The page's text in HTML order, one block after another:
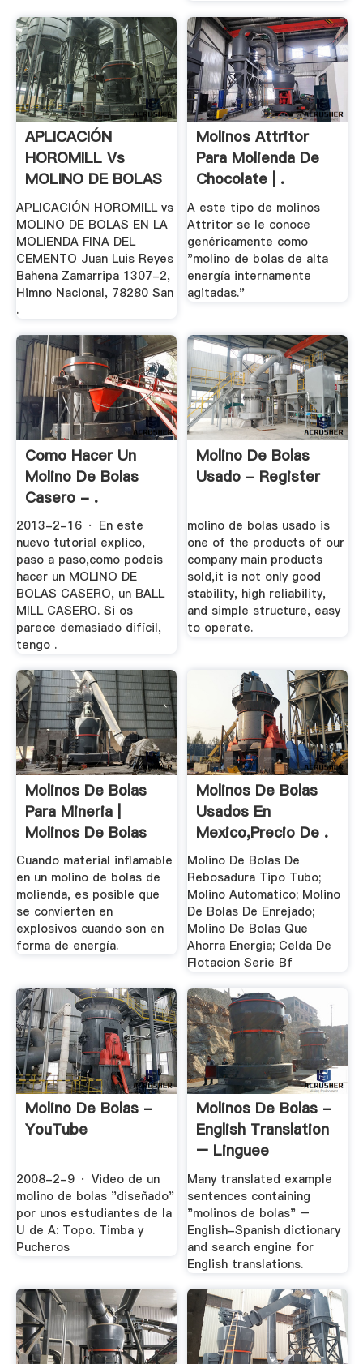
APLICACIÓN
HOROMILL Vs
MOLINO DE BOLAS
EN LA .
APLICACIÓN HOROMILL vs
MOLINO DE BOLAS EN LA
MOLIENDA FINA DEL
CEMENTO Juan Luis Reyes
Bahena Zamarripa 1307-2,
Himno Nacional, 78280 San
.
Molinos Attritor
Para Molienda De
Chocolate | .
A este tipo de molinos
Attritor se le conoce
genéricamente como
"molino de bolas de alta
energía internamente
agitadas."
Como Hacer Un
Molino De Bolas
Casero - .
2013-2-16 · En este
nuevo tutorial explico,
paso a paso,como podeis
hacer un MOLINO DE
BOLAS CASERO, un BALL
MILL CASERO. Si os
parece demasiado difícil,
tengo .
Molino De Bolas
Usado - Register
molino de bolas usado is
one of the products of our
company main products
sold,it is not only good
stability, high reliability,
and simple structure, easy
to operate.
Molinos De Bolas
Para Mineria |
Molinos De Bolas
Cuando material inflamable
en un molino de bolas de
molienda, es posible que
se convierten en
explosivos cuando son en
forma de energía.
Molinos De Bolas
Usados En
Mexico,precio De .
Molino De Bolas De
Rebosadura Tipo Tubo;
Molino Automatico; Molino
De Bolas De Enrejado;
Molino De Bolas Que
Ahorra Energia; Celda De
Flotacion Serie Bf
Molino De Bolas -
YouTube
2008-2-9 · Video de un
molino de bolas "diseñado"
por unos estudiantes de la
U de A: Topo. Timba y
Pucheros
Molinos De Bolas -
English Translation
– Linguee
Many translated example
sentences containing
"molinos de bolas" –
English-Spanish dictionary
and search engine for
English translations.